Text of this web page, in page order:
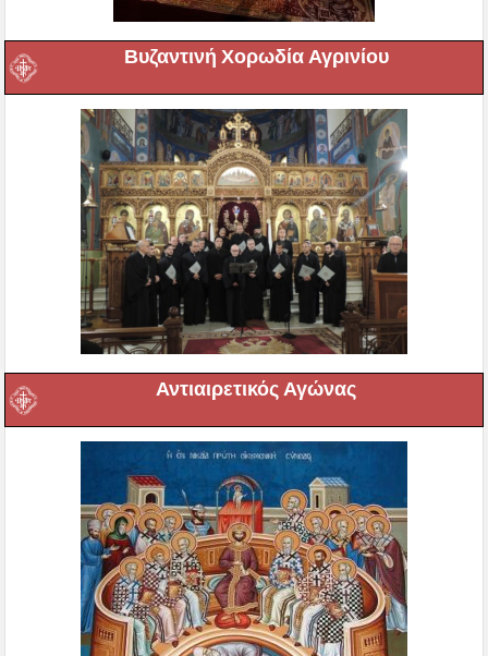
Βυζαντινή Χορωδία Αγρινίου
Αντιαιρετικός Αγώνας